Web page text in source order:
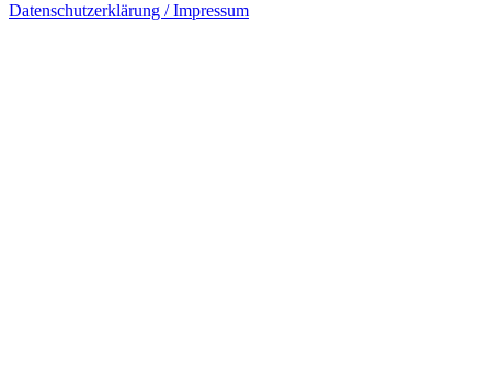
Datenschutzerklärung / Impressum